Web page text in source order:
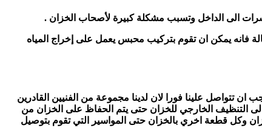
الى الداخل وتسبب مشكلة كبيرة لأصحاب الخزان .
فانه يمكن ان تقوم بتركيب محبس يعمل على إخراج المياه
تتواصل علينا فورا لان لدينا مجموعة من الفنيين القادرين
التنظيف الخارجي للخزان حتى يتم الحفاظ على الخزان من
وكل قطعة اخري بالخزان حتى المواسير التي تقوم بتوصيل